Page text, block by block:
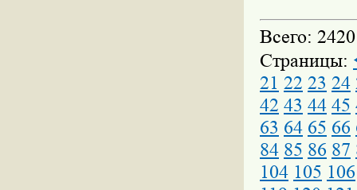
Всего: 2420
Страницы:
21 22 23 24
42 43 44 45
63 64 65 66
84 85 86 87
104 105 106